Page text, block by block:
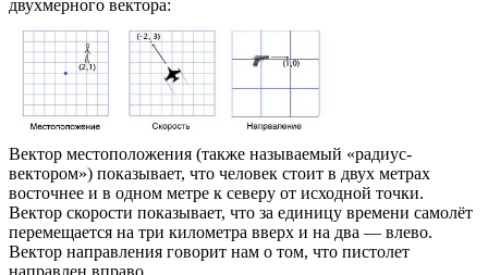
двухмерного вектора:
Вектор местоположения (также называемый «радиус-
вектором») показывает, что человек стоит в двух метрах
восточнее и в одном метре к северу от исходной точки.
Вектор скорости показывает, что за единицу времени самолёт
перемещается на три километра вверх и на два — влево.
Вектор направления говорит нам о том, что пистолет
направлен вправо.